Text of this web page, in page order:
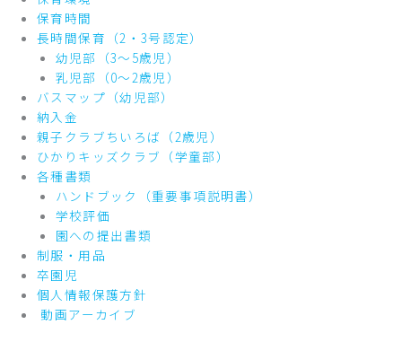
保育時間
長時間保育（2・3号認定）
幼児部（3～5歳児）
乳児部（0～2歳児）
バスマップ（幼児部）
納入金
親子クラブちいろば（2歳児）
ひかりキッズクラブ（学童部）
各種書類
ハンドブック（重要事項説明書）
学校評価
園への提出書類
制服・用品
卒園児
個人情報保護方針
動画アーカイブ